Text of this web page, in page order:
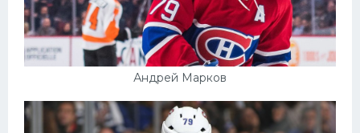
Андрей Марков